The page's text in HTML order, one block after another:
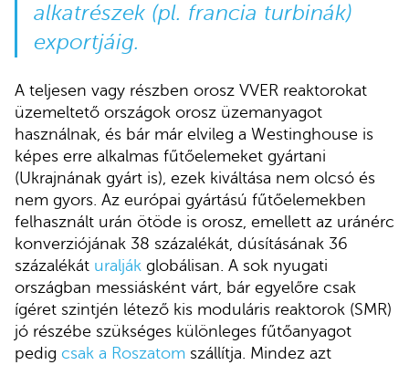
alkatrészek (pl. francia turbinák)
exportjáig.
A teljesen vagy részben orosz VVER reaktorokat
üzemeltető országok orosz üzemanyagot
használnak, és bár már elvileg a Westinghouse is
képes erre alkalmas fűtőelemeket gyártani
(Ukrajnának gyárt is), ezek kiváltása nem olcsó és
nem gyors. Az európai gyártású fűtőelemekben
felhasznált urán ötöde is orosz, emellett az uránérc
konverziójának 38 százalékát, dúsításának 36
százalékát uralják globálisan. A sok nyugati
országban messiásként várt, bár egyelőre csak
ígéret szintjén létező kis moduláris reaktorok (SMR)
jó részébe szükséges különleges fűtőanyagot
pedig csak a Roszatom szállítja. Mindez azt